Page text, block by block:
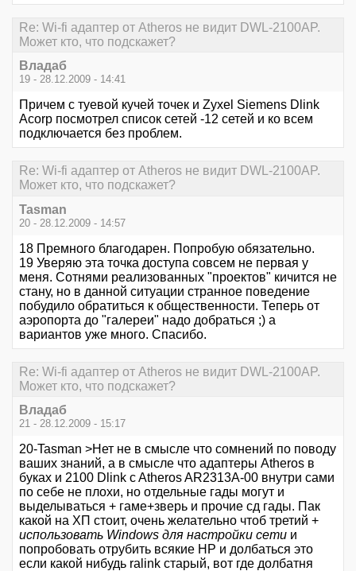
Re: Wi-fi адаптер от Atheros не видит DWL-2100AP.
Может кто, что подскажет?
Владаб
19 - 28.12.2009 - 14:41
Причем с туевой кучей точек и Zyxel Siemens Dlink
Acorp посмотрел список сетей -12 сетей и ко всем
подключается без проблем.
Re: Wi-fi адаптер от Atheros не видит DWL-2100AP.
Может кто, что подскажет?
Tasman
20 - 28.12.2009 - 14:57
18 Премного благодарен. Попробую обязательно.
19 Уверяю эта точка доступа совсем не первая у
меня. Сотнями реализованных "проектов" кичится не
стану, но в данной ситуации странное поведение
побудило обратиться к общественности. Теперь от
аэропорта до "галереи" надо добраться ;) а
вариантов уже много. Спасибо.
Re: Wi-fi адаптер от Atheros не видит DWL-2100AP.
Может кто, что подскажет?
Владаб
21 - 28.12.2009 - 15:17
20-Tasman >Нет не в смысле что сомнений по поводу
ваших знаний, а в смысле что адаптеры Atheros в
буках и 2100 Dlink c Atheros AR2313A-00 внутри сами
по себе не плохи, но отдельные гады могут и
выделываться + гаме+зверь и прочие сд гады. Пак
какой на ХП стоит, очень желательно чтоб третий +
использовать Windows для настройки сети и
попробовать отрубить всякие HP и долбаться это
если какой нибудь ralink старый, вот где долбатня